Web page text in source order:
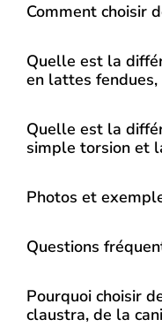
Comment choisir
Quelle est la
en lattes
Quelle est la
simple torsion et
Photos et
Questions
Pourquoi choisir
claustra, de la